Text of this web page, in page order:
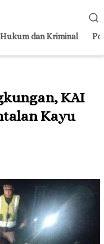
Hukum dan Kriminal
KAI
Kayu